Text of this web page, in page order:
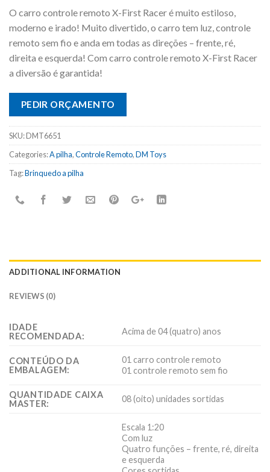
O carro controle remoto X-First Racer é muito estiloso,
moderno e irado! Muito divertido, o carro tem luz, controle
remoto sem fio e anda em todas as direções – frente, ré,
direita e esquerda! Com carro controle remoto X-First Racer
a diversão é garantida!
PEDIR ORÇAMENTO
SKU:DMT6651
Categories:A pilha,Controle Remoto,DM Toys
Tag:Brinquedo a pilha
ADDITIONAL INFORMATION
REVIEWS (0)
IDADE
RECOMENDADA:
Acima de 04 (quatro) anos
CONTEÚDO DA
EMBALAGEM:
01 carro controle remoto
01 controle remoto sem fio
QUANTIDADE CAIXA
MASTER:
08 (oito) unidades sortidas
Escala 1:20
Com luz
Quatro funções – frente, ré, direita
e esquerda